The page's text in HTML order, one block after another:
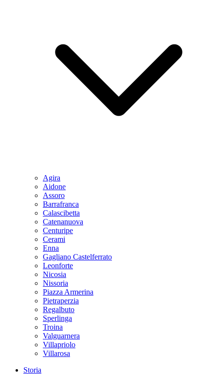
Agira
Aidone
Assoro
Barrafranca
Calascibetta
Catenanuova
Centuripe
Cerami
Enna
Gagliano Castelferrato
Leonforte
Nicosia
Nissoria
Piazza Armerina
Pietraperzia
Regalbuto
Sperlinga
Troina
Valguarnera
Villapriolo
Villarosa
Storia